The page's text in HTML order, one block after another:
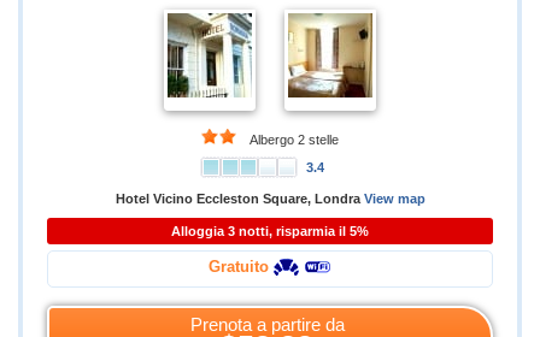
Albergo 2 stelle
3.4
Hotel Vicino Eccleston Square, Londra View map
Alloggia 3 notti, risparmia il 5%
Gratuito
Prenota a partire da